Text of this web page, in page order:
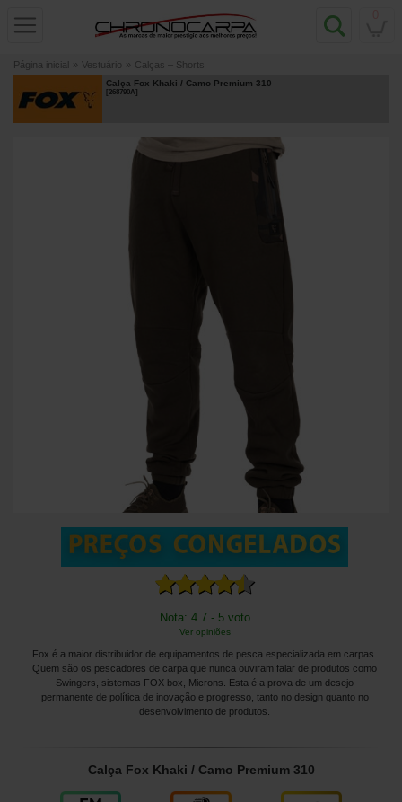
Página inicial » Vestuário » Calças – Shorts
Calça Fox Khaki / Camo Premium 310
[268790A]
Nota: 4.7 - 5 voto
Ver opiniões
Fox é a maior distribuidor de equipamentos de pesca especializada em carpas.
Quem são os pescadores de carpa que nunca ouviram falar de produtos como
Swingers, sistemas FOX box, Microns. Esta é a prova de um desejo
permanente de política de inovação e progresso, tanto no design quanto no
desenvolvimento de produtos.
Calça Fox Khaki / Camo Premium 310